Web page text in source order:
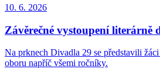
10. 6. 2026
Závěrečné vystoupení literárně
Na prknech Divadla 29 se představili
oboru napříč všemi ročníky.